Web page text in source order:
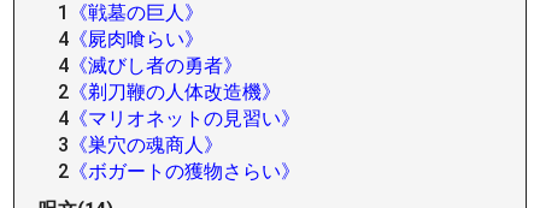
1
《戦墓の巨人》
4 《屍肉喰らい》
4 《滅びし者の勇者》
2 《剃刀鞭の人体改造機》
4 《マリオネットの見習い》
3 《巣穴の魂商人》
2 《ボガートの獲物さらい》